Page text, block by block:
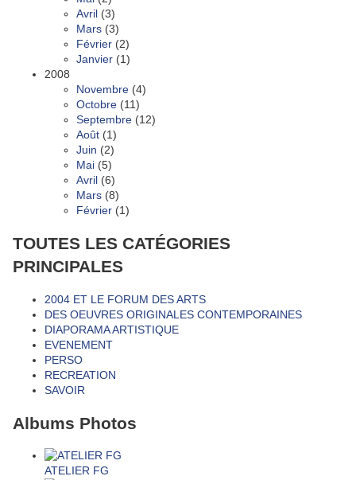
Avril (3)
Mars (3)
Février (2)
Janvier (1)
2008
Novembre (4)
Octobre (11)
Septembre (12)
Août (1)
Juin (2)
Mai (5)
Avril (6)
Mars (8)
Février (1)
TOUTES LES CATÉGORIES
PRINCIPALES
2004 ET LE FORUM DES ARTS
DES OEUVRES ORIGINALES CONTEMPORAINES
DIAPORAMA ARTISTIQUE
EVENEMENT
PERSO
RECREATION
SAVOIR
Albums Photos
ATELIER FG